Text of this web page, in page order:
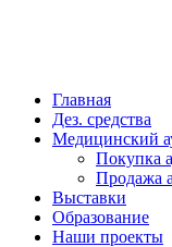
Главная
Дез. средства
Медицинский
Покупка
Продажа
Выставки
Образование
Наши проекты